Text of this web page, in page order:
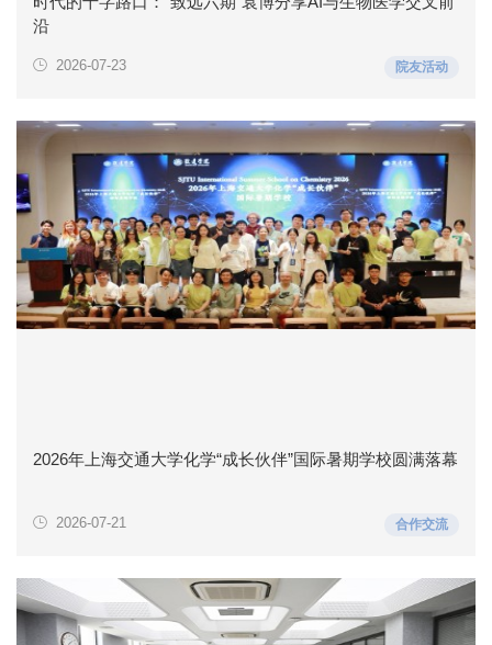
沿
2026-07-23 院友活动
2026年上海交通大学化学“成长伙伴”国际暑期学校圆满落幕
2026-07-21 合作交流